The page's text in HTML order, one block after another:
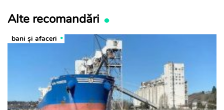
Alte recomandări
bani și afaceri